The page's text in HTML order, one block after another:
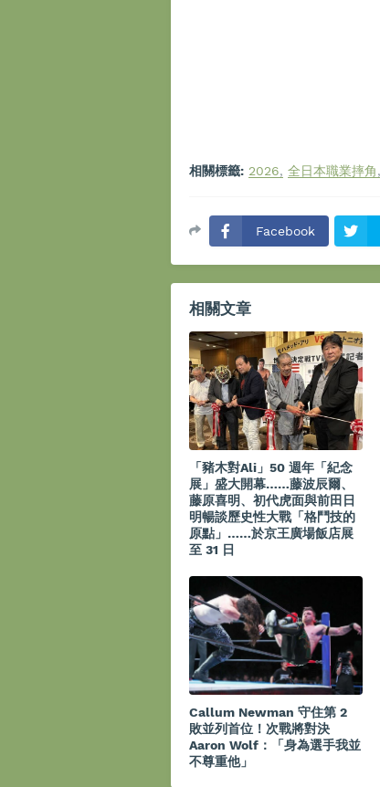
相關標籤: 2026 全日本職業摔角
Facebook
相關文章
「豬木對Ali」50 週年「紀念
展」盛大開幕……藤波辰爾、
藤原喜明、初代虎面與前田日
明暢談歷史性大戰「格鬥技的
原點」……於京王廣場飯店展
至 31 日
Callum Newman 守住第 2
敗並列首位！次戰將對決
Aaron Wolf：「身為選手我並
不尊重他」